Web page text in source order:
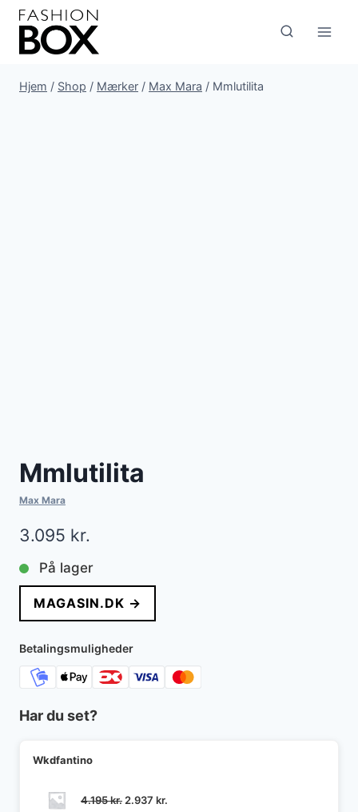
Fortsæt
indhold
Hjem / Shop / Mærker / Max Mara / Mmlutilita
Mmlutilita
Max Mara
3.095 kr.
På lager
MAGASIN.DK →
Betalingsmuligheder
Har du set?
Wkdfantino
4.195kr. Den
2.937 kr.